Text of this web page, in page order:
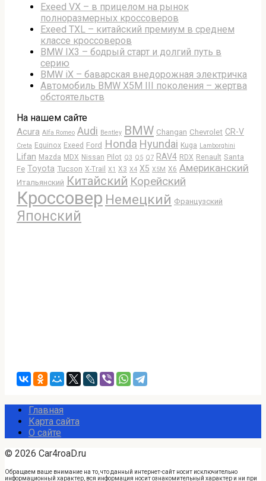
Exeed VX – в прицелом на рынок
полноразмерных кроссоверов
Exeed TXL – китайский премиум в среднем
классе кроссоверов
BMW IX3 – бодрый старт и долгий путь в
серию
BMW iX – баварская внедорожная электричка
Автомобиль BMW X5M III поколения – жертва
обстоятельств
На нашем сайте
Acura Alfa Romeo Audi Bentley BMW Changan Chevrolet CR-V
Creta Equinox Exeed Ford Honda Hyundai Kuga Lamborghini
Lifan Mazda MDX Nissan Pilot Q3 Q5 Q7 RAV4 RDX Renault Santa
Fe Toyota Tucson X-Trail X1 X3 X4 X5 X5M X6 Американский
Итальянский Китайский Корейский
Кроссовер Немецкий Французский
Японский
Главная
Карта сайта
О сайте
© 2026 Car4roaD.ru
Обращаем ваше внимание на то, что данный интернет-сайт носит исключительно
информационный характер, вся информация носит ознакомительный характер и ни при